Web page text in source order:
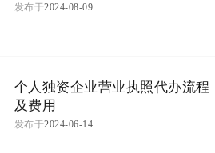
发布于2024-08-09
个人独资企业营业执照代办流程
及费用
发布于2024-06-14